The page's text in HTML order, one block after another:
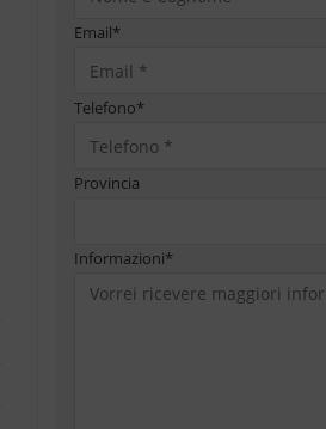
Email*
Telefono*
Provincia
Informazioni*